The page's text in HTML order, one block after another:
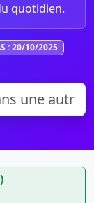
quotidien.
: 20/10/2025